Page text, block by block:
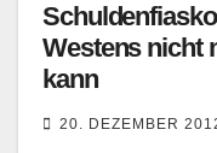
Westens nicht
kann
20. DEZEMBER